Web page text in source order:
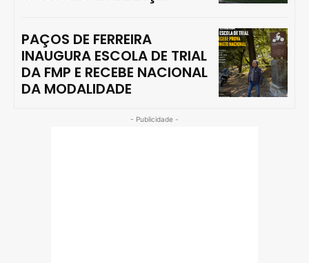
PAÇOS DE FERREIRA
INAUGURA ESCOLA DE TRIAL
DA FMP E RECEBE NACIONAL
DA MODALIDADE
- Publicidade -